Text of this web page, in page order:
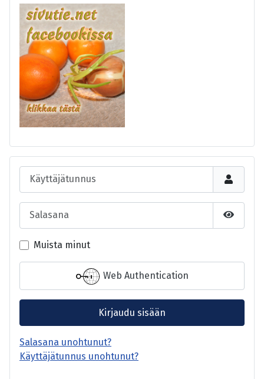
Käyttäjätunnus
Salasana
Näytä
Muista minut
Web Authentication
Kirjaudu sisään
Salasana unohtunut?
Käyttäjätunnus unohtunut?